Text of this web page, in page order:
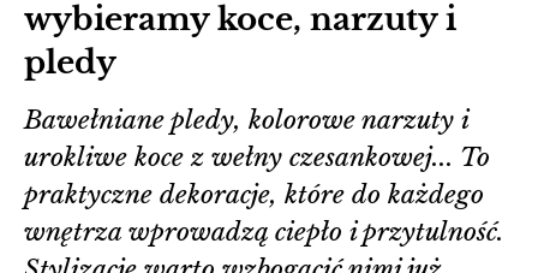
wybieramy koce, narzuty i
pledy
Bawełniane pledy, kolorowe narzuty i
urokliwe koce z wełny czesankowej... To
praktyczne dekoracje, które do każdego
wnętrza wprowadzą ciepło i przytulność.